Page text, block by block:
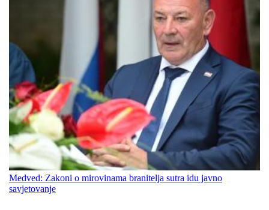
Medved: Zakoni o mirovinama branitelja sutra idu javno
savjetovanje